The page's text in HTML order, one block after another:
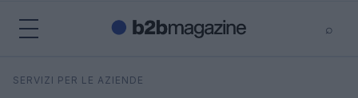
⌕
Cerca
SERVIZI PER LE AZIENDE